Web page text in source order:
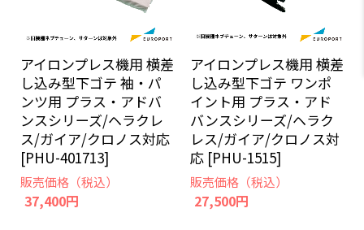
アイロンプレス機用 横差
し込み型下ゴテ 袖・パ
ンツ用 プラス・アドバ
ンスシリーズ/ヘラクレ
ス/ガイア/クロノス対応
[PHU-401713]
販売価格（税込）
37,400円
アイロンプレス機用 横差
し込み型下ゴテ ワンポ
イント用 プラス・アド
バンスシリーズ/ヘラク
レス/ガイア/クロノス対
応 [PHU-1515]
販売価格（税込）
27,500円